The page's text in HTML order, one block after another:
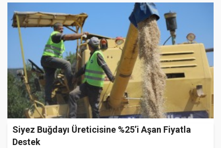
Siyez Buğdayı Üreticisine %25’i Aşan Fiyatla
Destek